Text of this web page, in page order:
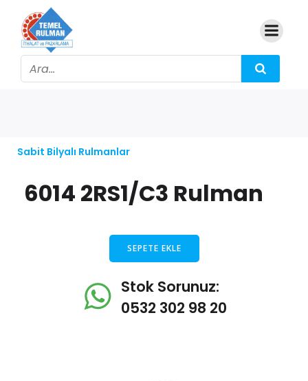
Sabit Bilyalı Rulmanlar
6014 2RS1/C3 Rulman
SEPETE EKLE
Stok Sorunuz:
0532 302 98 20